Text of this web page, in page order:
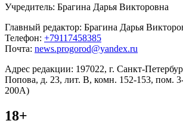
Учредитель: Брагина Дарья Викторовна
Главный редактор: Брагина Дарья
Телефон: +79117458385
Почта: news.progorod@yandex.ru
Адрес редакции: 197022, г. Санкт-
Попова, д. 23, лит. В, комн. 152-153, пом.
200А)
18+